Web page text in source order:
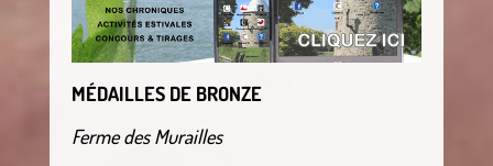
MÉDAILLES DE BRONZE
Ferme des Murailles